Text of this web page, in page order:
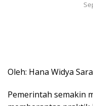
Oleh: Hana Widya
Pemerintah semakin